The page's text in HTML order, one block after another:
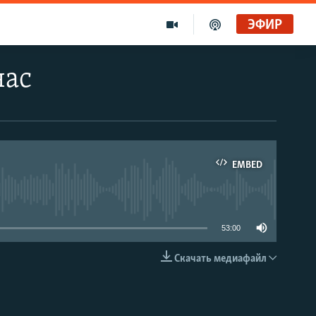
ЭФИР
EMBED
EMBED
53:00
Скачать медиафайл